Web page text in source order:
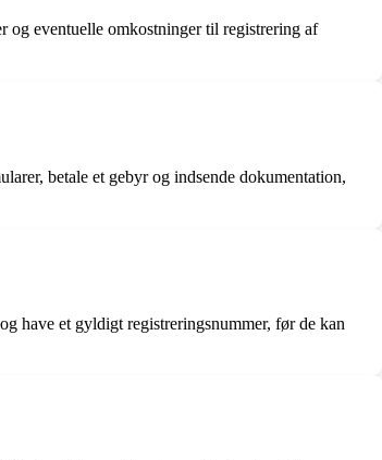
og eventuelle omkostninger til registrering af
betale et gebyr og indsende dokumentation,
have et gyldigt registreringsnummer, før de kan